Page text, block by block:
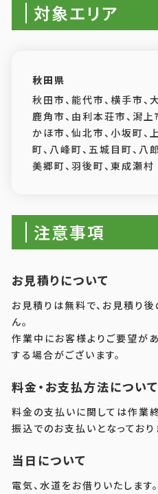
対象エリア
秋田県
秋田市、能代市、横手市、
鹿角市、由利本荘市、潟上
かほ市、仙北市、小坂町、
町、八峰町、五城目町、八
美郷町、羽後町、東成瀬村
注意事項
お見積りについて
お見積りは無料で、お見積り
ん。
作業中にお客様よりご要望が
する場合がございます。
料金・お支払方法について
料金の支払いに関しては作業
振込でのお支払いとなっており
当日について
電気、水道をお借りいたします。